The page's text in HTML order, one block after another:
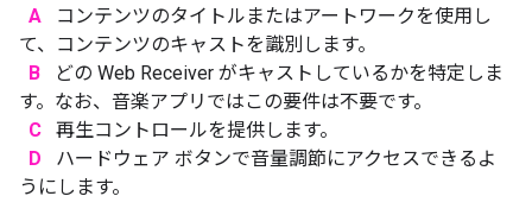
A
コンテンツのタイトルまたはアートワークを使用し
て、コンテンツのキャストを識別します。
B
どの Web Receiver がキャストしているかを特定しま
す。なお、音楽アプリではこの要件は不要です。
C
再生コントロールを提供します。
D
ハードウェア ボタンで音量調節にアクセスできるよ
うにします。